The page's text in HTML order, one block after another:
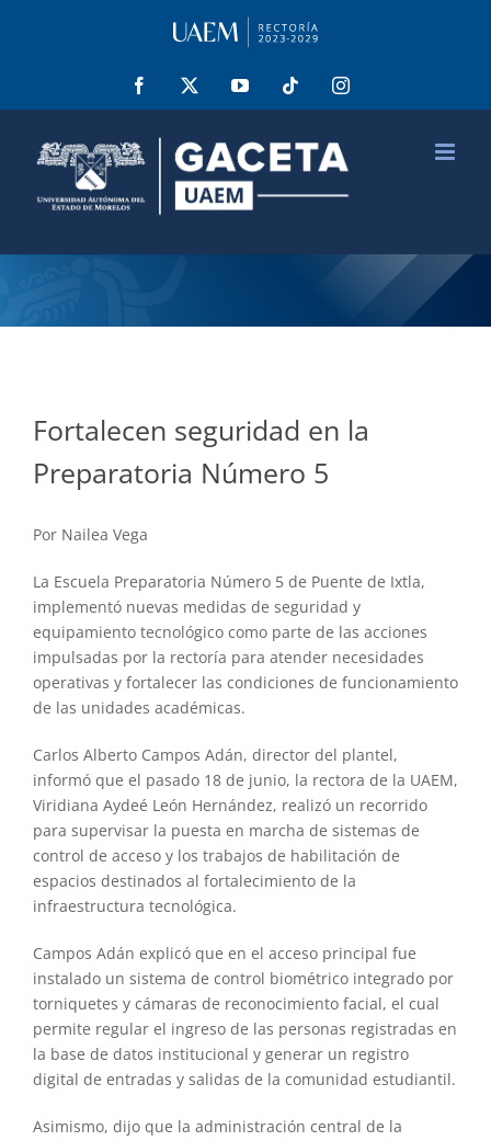
Facebook YouTube Tiktok Instagram
Fortalecen seguridad en la
Preparatoria Número 5
Por Nailea Vega
La Escuela Preparatoria Número 5 de Puente de Ixtla,
implementó nuevas medidas de seguridad y
equipamiento tecnológico como parte de las acciones
impulsadas por la rectoría para atender necesidades
operativas y fortalecer las condiciones de funcionamiento
de las unidades académicas.
Carlos Alberto Campos Adán, director del plantel,
informó que el pasado 18 de junio, la rectora de la UAEM,
Viridiana Aydeé León Hernández, realizó un recorrido
para supervisar la puesta en marcha de sistemas de
control de acceso y los trabajos de habilitación de
espacios destinados al fortalecimiento de la
infraestructura tecnológica.
Campos Adán explicó que en el acceso principal fue
instalado un sistema de control biométrico integrado por
torniquetes y cámaras de reconocimiento facial, el cual
permite regular el ingreso de las personas registradas en
la base de datos institucional y generar un registro
digital de entradas y salidas de la comunidad estudiantil.
Asimismo, dijo que la administración central de la